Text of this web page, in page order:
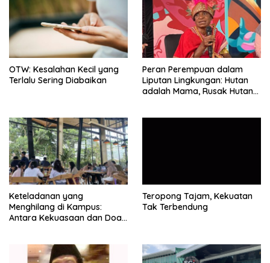
OTW: Kesalahan Kecil yang
Terlalu Sering Diabaikan
Peran Perempuan dalam
Liputan Lingkungan: Hutan
adalah Mama, Rusak Hutan
Keteladanan yang
Menghilang di Kampus:
Antara Kekuasaan dan Doa
Teropong Tajam, Kekuatan
Tak Terbendung